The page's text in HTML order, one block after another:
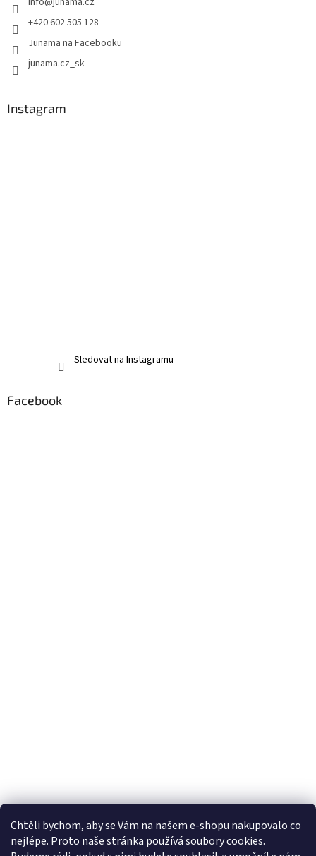
Chtěli bychom, aby se Vám na našem e-shopu nakupovalo co
nejlépe. Proto naše stránka používá soubory cookies.
+420 602 505 128
Junama na Facebooku
junama.cz_sk
Instagram
Sledovat na Instagramu
Facebook